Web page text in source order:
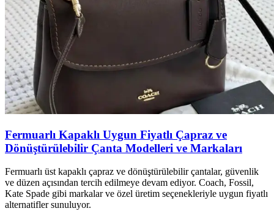
Fermuarlı Kapaklı Uygun Fiyatlı Çapraz ve
Dönüştürülebilir Çanta Modelleri ve Markaları
Fermuarlı üst kapaklı çapraz ve dönüştürülebilir çantalar, güvenlik
ve düzen açısından tercih edilmeye devam ediyor. Coach, Fossil,
Kate Spade gibi markalar ve özel üretim seçenekleriyle uygun fiyatlı
alternatifler sunuluyor.